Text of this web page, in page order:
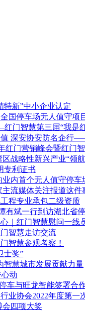
特新”中小企业认定
国停车场无人值守项
门智慧第三届“我是
深安协安防名企行
红门营销峰会暨红门
战略性新兴产业“领航
专利证书
内首个无人值守停
流媒体关注报道这件
程专业承包二级资质
有斌一行到访湖北省
｜红门智慧慰问一线
智慧走访交流
智慧参观考察！
士奖”
智慧城市发展贡献力量
动
车与旺龙智能签署合
业协会2022年度第一
会四项大奖